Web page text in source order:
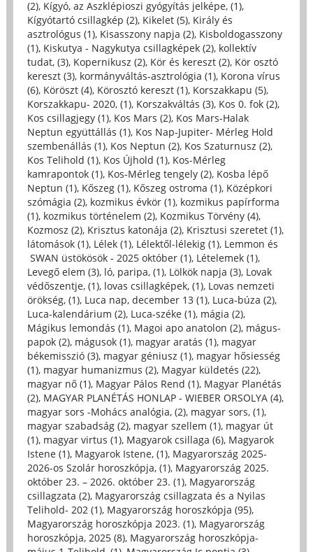
(2), Kígyó, az Aszklépioszi gyógyítás jelképe, (1),
Kígyótartó csillagkép (2), Kikelet (5), Király és
asztrológus (1), Kisasszony napja (2), Kisboldogasszony
(1), Kiskutya - Nagykutya csillagképek (2), kollektív
tudat, (3), Kopernikusz (2), Kör és kereszt (2), Kör osztó
kereszt (3), kormányváltás-asztrológia (1), Korona vírus
(6), Köröszt (4), Körosztó kereszt (1), Korszakkapu (5),
Korszakkapu- 2020, (1), Korszakváltás (3), Kos 0. fok (2),
Kos csillagjegy (1), Kos Mars (2), Kos Mars-Halak
Neptun együttállás (1), Kos Nap-Jupiter- Mérleg Hold
szembenállás (1), Kos Neptun (2), Kos Szaturnusz (2),
Kos Telihold (1), Kos Újhold (1), Kos-Mérleg
kamrapontok (1), Kos-Mérleg tengely (2), Kosba lépő
Neptun (1), Kőszeg (1), Kőszeg ostroma (1), Középkori
szómágia (2), kozmikus évkör (1), kozmikus papírforma
(1), kozmikus történelem (2), Kozmikus Törvény (4),
Kozmosz (2), Krisztus katonája (2), Krisztusi szeretet (1),
látomások (1), Lélek (1), Lélektől-lélekig (1), Lemmon és
SWAN üstökösök - 2025 október (1), Lételemek (1),
Levegő elem (3), ló, paripa, (1), Lölkök napja (3), Lovak
védőszentje, (1), lovas csillagképek, (1), Lovas nemzeti
örökség, (1), Luca nap, december 13 (1), Luca-búza (2),
Luca-kalendárium (2), Luca-széke (1), mágia (2),
Mágikus lemondás (1), Magoi apo anatolon (2), mágus-
papok (2), mágusok (1), magyar aratás (1), magyar
békemisszió (3), magyar géniusz (1), magyar hősiesség
(1), magyar humanizmus (2), Magyar küldetés (22),
magyar nő (1), Magyar Pálos Rend (1), Magyar Planétás
(2), MAGYAR PLANÉTÁS HONLAP - WIEBER ORSOLYA (4),
magyar sors -Mohács analógia, (2), magyar sors, (1),
magyar szabadság (2), magyar szellem (1), magyar út
(1), magyar virtus (1), Magyarok csillaga (6), Magyarok
Istene (1), Magyarok Istene, (1), Magyarország 2025-
2026-os Szolár horoszkópja, (1), Magyarország 2025.
október 23. – 2026. október 23. (1), Magyarország
csillagzata (2), Magyarország csillagzata és a Nyilas
Telihold- 202 (1), Magyarország horoszkópja (95),
Magyarország horoszkópja 2023. (1), Magyarország
horoszkópja, 2025 (8), Magyarország horoszkópja-